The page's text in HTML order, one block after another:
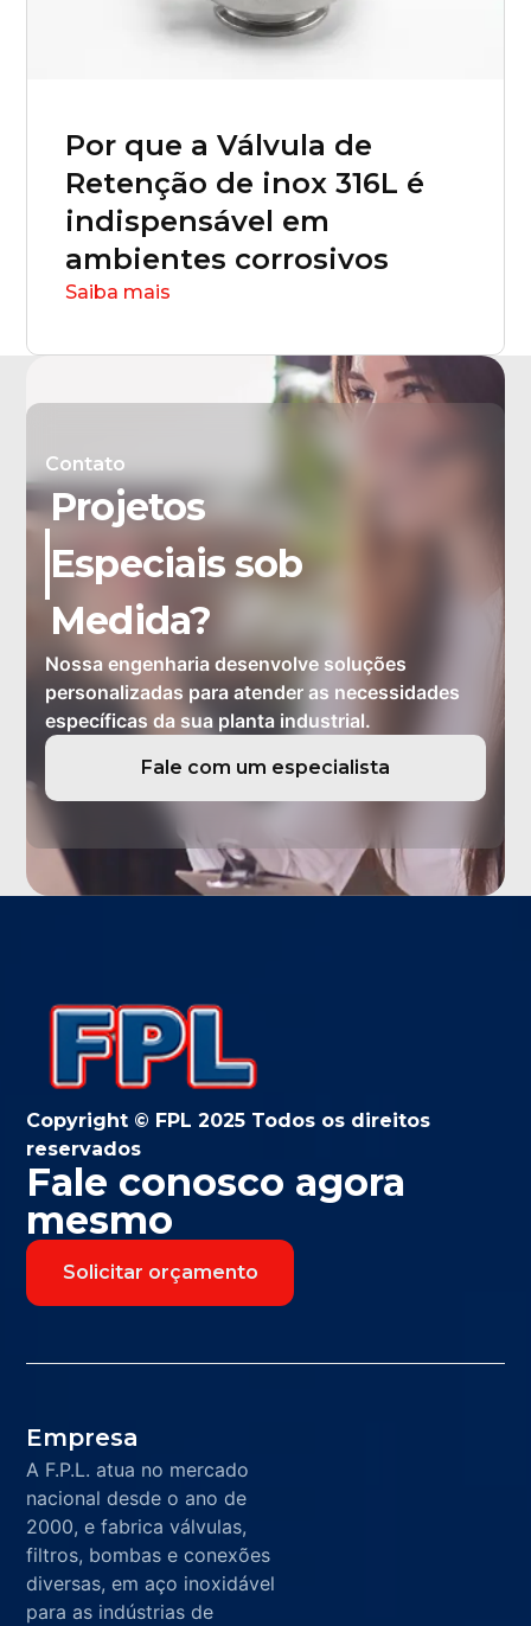
Por que a Válvula de
Retenção de inox 316L é
indispensável em
ambientes corrosivos
Saiba mais
Contato
Projetos
Especiais sob
Medida?
Nossa engenharia desenvolve soluções
personalizadas para atender as necessidades
específicas da sua planta industrial.
Fale com um especialista
Copyright © FPL 2025 Todos os direitos
reservados
Fale conosco agora
mesmo
Solicitar orçamento
Empresa
A F.P.L. atua no mercado
nacional desde o ano de
2000, e fabrica válvulas,
filtros, bombas e conexões
diversas, em aço inoxidável
para as indústrias de